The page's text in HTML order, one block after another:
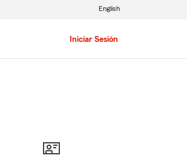
Iniciar Sesión
English